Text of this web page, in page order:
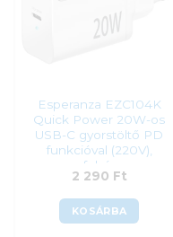
Esperanza EZC104K
Quick Power 20W-os
USB-C gyorstöltő PD
funkcióval (220V),
fehér
2 290 Ft
KOSÁRBA